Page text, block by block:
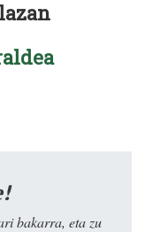
bakarra, eta zu